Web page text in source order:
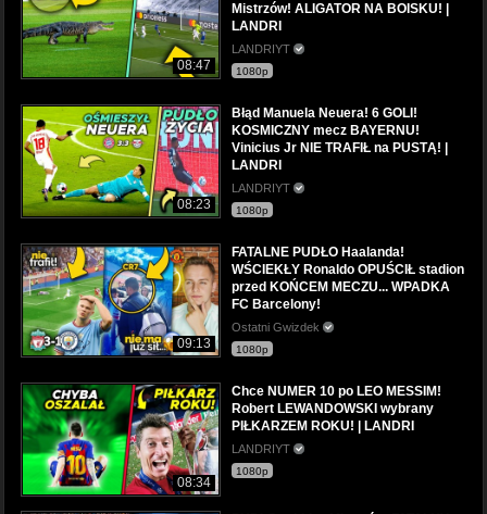
08:47
Mistrzów! ALIGATOR NA BOISKU! |
LANDRI
LANDRIYT
1080p
08:23
Błąd Manuela Neuera! 6 GOLI!
KOSMICZNY mecz BAYERNU!
Vinicius Jr NIE TRAFIŁ na PUSTĄ! |
LANDRI
LANDRIYT
1080p
09:13
FATALNE PUDŁO Haalanda!
WŚCIEKŁY Ronaldo OPUŚCIŁ stadion
przed KOŃCEM MECZU... WPADKA
FC Barcelony!
Ostatni Gwizdek
1080p
08:34
Chce NUMER 10 po LEO MESSIM!
Robert LEWANDOWSKI wybrany
PIŁKARZEM ROKU! | LANDRI
LANDRIYT
1080p